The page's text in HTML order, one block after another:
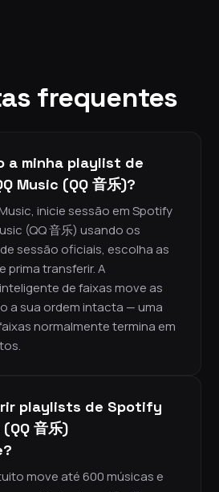
frequentes
a minha playlist de
Music (QQ 音乐)?
inicie sessão em Spotify
(QQ 音乐) usando os
sessão oficiais, escolha as
prima transferir. A
de faixas move as
a sua ordem intacta — uma
normalmente termina em
playlists de Spotify
音乐)
move até 600 músicas e